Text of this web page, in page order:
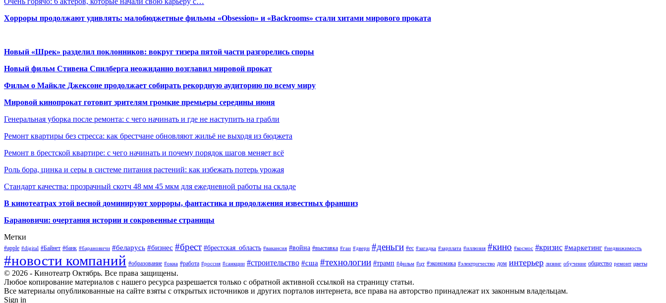
Хорроры продолжают удивлять: малобюджетные фильмы «Obsession» и «Backrooms» стали хитами мирового проката
Новый «Шрек» разделил поклонников: вокруг тизера пятой части разгорелись споры
Новый фильм Стивена Спилберга неожиданно возглавил мировой прокат
Фильм о Майкле Джексоне продолжает собирать рекордную аудиторию по всему миру
Мировой кинопрокат готовит зрителям громкие премьеры середины июня
Генеральная уборка после ремонта: с чего начинать и где не наступить на грабли
Ремонт квартиры без стресса: как брестчане обновляют жильё не выходя из бюджета
Ремонт в брестской квартире: с чего начинать и почему порядок шагов меняет всё
Роль бора, цинка и серы в системе питания растений: как избежать потерь урожая
Стандарт качества: прозрачный скотч 48 мм 45 мкм для ежедневной работы на складе
В кинотеатрах этой весной доминируют хорроры, фантастика и продолжения известных франшиз
Барановичи: очертания истории и сокровенные страницы
Метки
#apple #digital #Байнет #банк #барановичи #беларусь #бизнес #брест #брестская_область #вакансия #война #выставка #гаи #двери #деньги #ес #загадка #зарплата #иллюзия #кино #космос #кризис #маркетинг #недвижимость
#новости компаний #образование #окна #работа #россия #санкции #строительство #сша #технологии #трамп #фильм #цт #экономика #электричество дом интерьер лизинг обучение общество ремонт цветы
© 2026 - Кинотеатр Октябрь. Все права защищены.
Любое копирование материалов с нашего ресурса разрешается только с обратной активной ссылкой на страницу статьи.
Все материалы опубликованные на сайте взяты с открытых источников и других порталов интернета, все права на авторство принадлежат их законным владельцам.
Sign in